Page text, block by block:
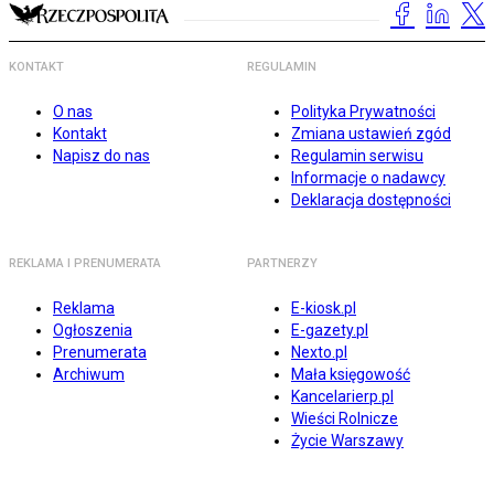
KONTAKT
O nas
Kontakt
Napisz do nas
REGULAMIN
Polityka Prywatności
Zmiana ustawień zgód
Regulamin serwisu
Informacje o nadawcy
Deklaracja dostępności
REKLAMA I PRENUMERATA
Reklama
Ogłoszenia
Prenumerata
Archiwum
PARTNERZY
E-kiosk.pl
E-gazety.pl
Nexto.pl
Mała księgowość
Kancelarierp.pl
Wieści Rolnicze
Życie Warszawy